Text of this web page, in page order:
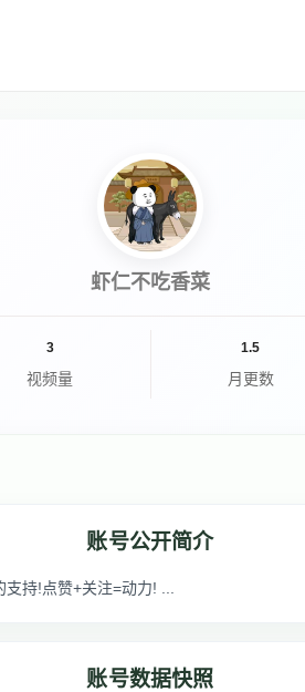
虾仁不吃香菜
3
视频量
1.5
月更数
账号公开简介
持!点赞+关注=动力! ...
账号数据快照